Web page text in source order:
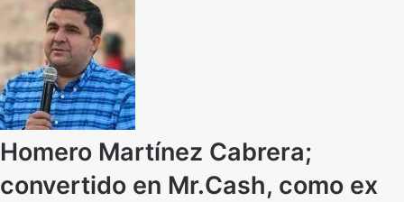
Homero Martínez Cabrera;
convertido en Mr.Cash, como ex